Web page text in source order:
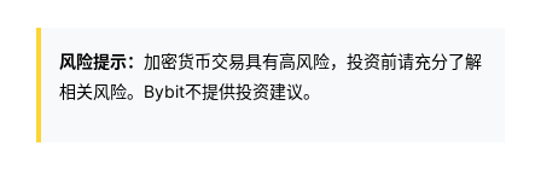
风险提示： 加密货币交易具有高风险，投资前请充分了解
相关风险。Bybit不提供投资建议。